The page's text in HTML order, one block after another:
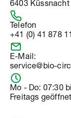
6403 Küssnacht
Telefon
+41 (0) 41 878
E-Mail:
service@bio-
Mo - Do: 07:30
Freitags